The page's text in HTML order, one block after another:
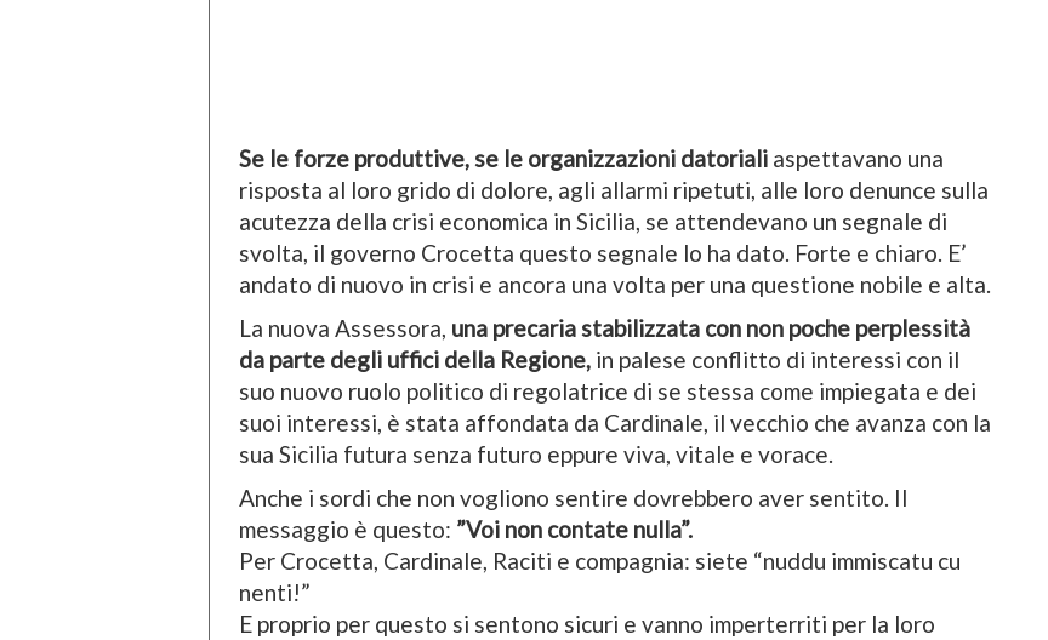
Se le forze produttive, se le organizzazioni datoriali aspettavano una
risposta al loro grido di dolore, agli allarmi ripetuti, alle loro denunce sulla
acutezza della crisi economica in Sicilia, se attendevano un segnale di
svolta, il governo Crocetta questo segnale lo ha dato. Forte e chiaro. E’
andato di nuovo in crisi e ancora una volta per una questione nobile e alta.
La nuova Assessora, una precaria stabilizzata con non poche perplessità
da parte degli uffici della Regione, in palese conflitto di interessi con il
suo nuovo ruolo politico di regolatrice di se stessa come impiegata e dei
suoi interessi, è stata affondata da Cardinale, il vecchio che avanza con la
sua Sicilia futura senza futuro eppure viva, vitale e vorace.
Anche i sordi che non vogliono sentire dovrebbero aver sentito. Il
messaggio è questo: ”Voi non contate nulla”.
Per Crocetta, Cardinale, Raciti e compagnia: siete “nuddu immiscatu cu
nenti!”
E proprio per questo si sentono sicuri e vanno imperterriti per la loro